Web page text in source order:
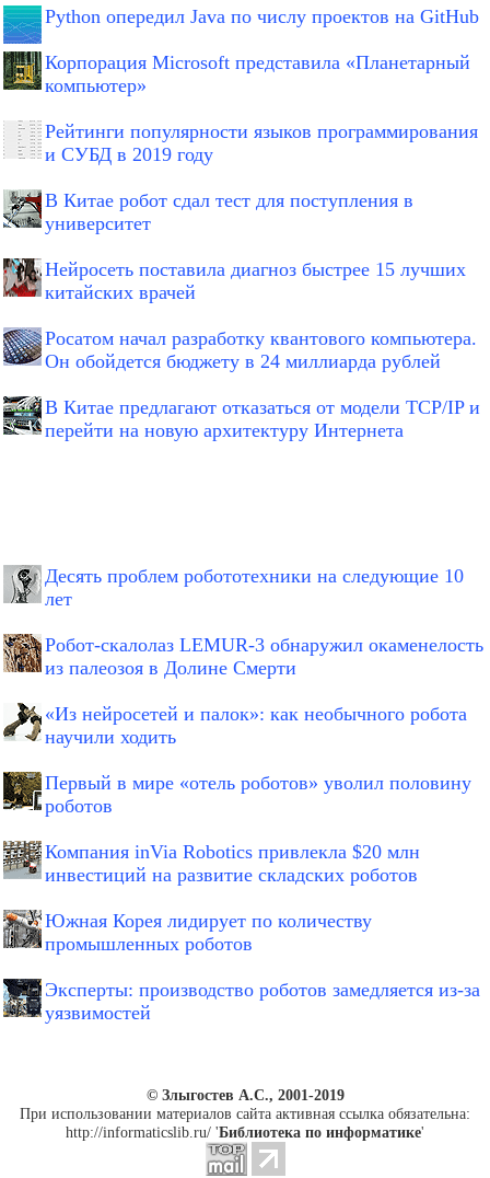
Python опередил Java по числу проектов на GitHub
Корпорация Microsoft представила «Планетарный
компьютер»
Рейтинги популярности языков программирования
и СУБД в 2019 году
В Китае робот сдал тест для поступления в
университет
Нейросеть поставила диагноз быстрее 15 лучших
китайских врачей
Росатом начал разработку квантового компьютера.
Он обойдется бюджету в 24 миллиарда рублей
В Китае предлагают отказаться от модели TCP/IP и
перейти на новую архитектуру Интернета
Десять проблем робототехники на следующие 10
лет
Робот-скалолаз LEMUR-3 обнаружил окаменелость
из палеозоя в Долине Смерти
«Из нейросетей и палок»: как необычного робота
научили ходить
Первый в мире «отель роботов» уволил половину
роботов
Компания inVia Robotics привлекла $20 млн
инвестиций на развитие складских роботов
Южная Корея лидирует по количеству
промышленных роботов
Эксперты: производство роботов замедляется из-за
уязвимостей
© Злыгостев А.С., 2001-2019
При использовании материалов сайта активная ссылка обязательна:
http://informaticslib.ru/ 'Библиотека по информатике'